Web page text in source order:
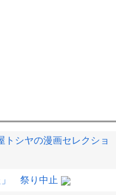
トシヤの漫画セレクショ
」 祭り中止